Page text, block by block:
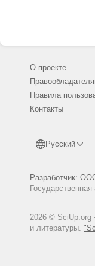
О проекте
Правила
Контакты
Русский
Разработчик:
2026 © SciUp.org
и литературы.